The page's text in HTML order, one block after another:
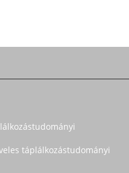
táplálkozástudományi